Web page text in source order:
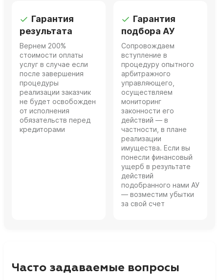
Гарантия
результата
Вернем 200%
стоимости оплаты
услуг в случае если
после завершения
процедуры
реализации заказчик
не будет освобожден
от исполнения
обязательств перед
кредиторами
Гарантия
подбора АУ
Сопровождаем
вступление в
процедуру опытного
арбитражного
управляющего,
осуществляем
мониторинг
законности его
действий — в
частности, в плане
реализации
имущества. Если вы
понесли финансовый
ущерб в результате
действий
подобранного нами АУ
— возместим убытки
за свой счет
Часто задаваемые вопросы